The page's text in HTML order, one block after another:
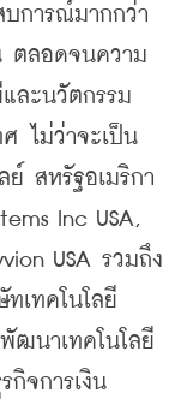
การณ์มากกว่า
ตลอดจนความ
ละนวัตกรรม
ไม่ว่าจะเป็น
ย์ สหรัฐอเมริกา
Inc USA,
USA รวมถึง
เทคโนโลยี
ฒนาเทคโนโลยี
กิจการเงิน